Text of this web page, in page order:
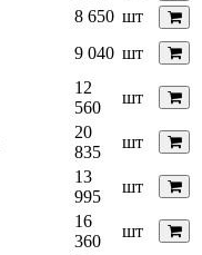
8 650 шт
9 040 шт
12
560
шт
20
835
шт
13
995
шт
16
360
шт